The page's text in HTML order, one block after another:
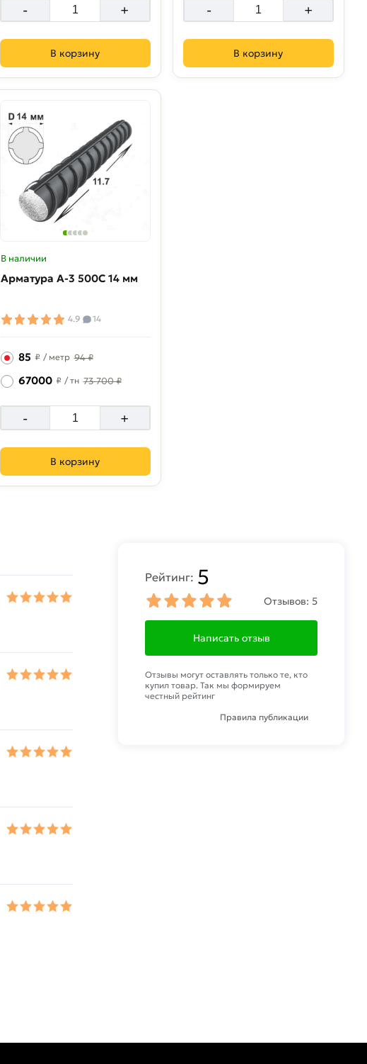
- +
В корзину
- +
В корзину
В наличии
Арматура A-3 500C 14 мм
4.9 14
85 ₽ / метр 94 ₽
67000 ₽ / тн 73 700 ₽
- +
В корзину
Рейтинг: 5
Отзывов: 5
Написать отзыв
Отзывы могут оставлять только те, кто
купил товар. Так мы формируем
честный рейтинг
Правила публикации